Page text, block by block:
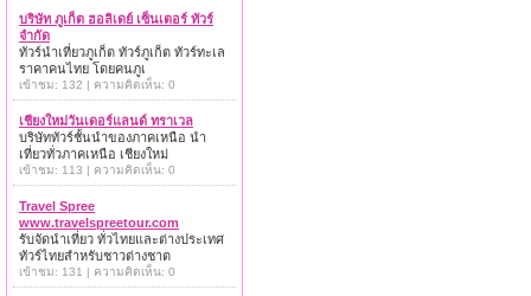
บริษัท ภูเก็ต ฮอลิเดย์ เซ็นเตอร์ ทัวร์
จำกัด
ทัวร์นำเที่ยวภูเก็ต ทัวร์ภูเก็ต ทัวร์ทะเล
ราคาคนไทย โดยคนภูเ
เข้าชม: 132 | ความคิดเห็น: 0
เชียงใหม่วันเดอร์แลนด์ ทราเวล
บริษัททัวร์ชั้นนำของภาคเหนือ นำ
เที่ยวทั่วภาคเหนือ เชียงใหม่
เข้าชม: 113 | ความคิดเห็น: 0
Travel Spree
www.travelspreetour.com
รับจัดนำเที่ยว ทั่วไทยและต่างประเทศ
ทัวร์ไทยสำหรับชาวต่างชาต
เข้าชม: 131 | ความคิดเห็น: 0